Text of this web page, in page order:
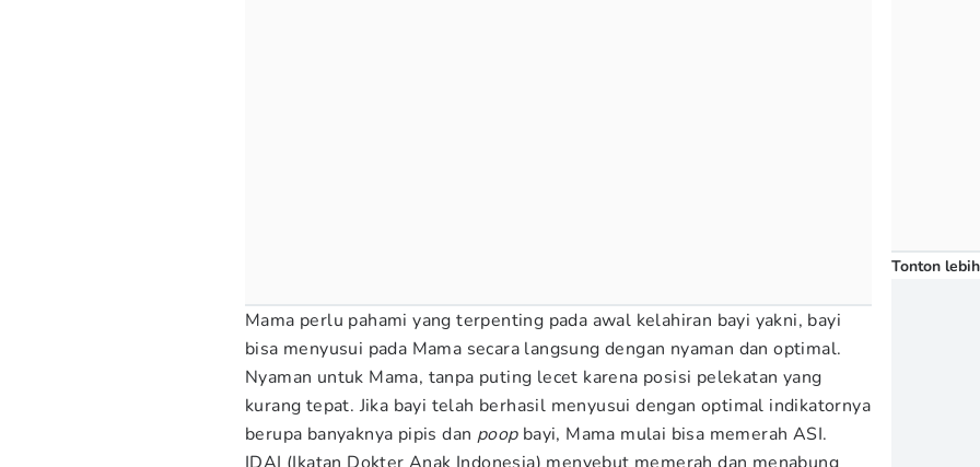
Mama perlu pahami yang terpenting pada awal kelahiran bayi yakni, bayi
bisa menyusui pada Mama secara langsung dengan nyaman dan optimal.
Nyaman untuk Mama, tanpa puting lecet karena posisi pelekatan yang
kurang tepat. Jika bayi telah berhasil menyusui dengan optimal indikatornya
berupa banyaknya pipis dan poopbayi, Mama mulai bisa memerah ASI.
Tonton